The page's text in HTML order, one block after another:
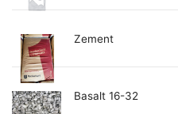
Zement
Basalt 16-32